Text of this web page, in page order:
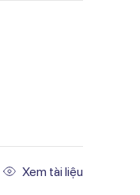
Xem tài liệu